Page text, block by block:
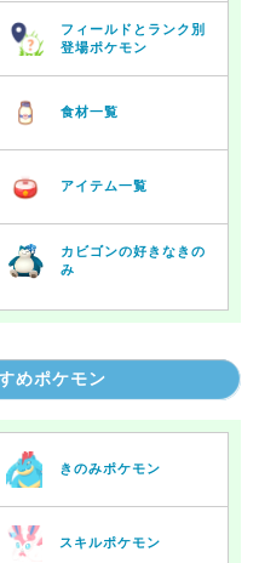
フィールドとランク別
登場ポケモン
食材一覧
アイテム一覧
カビゴンの好きなきの
み
めポケモン
きのみポケモン
スキルポケモン